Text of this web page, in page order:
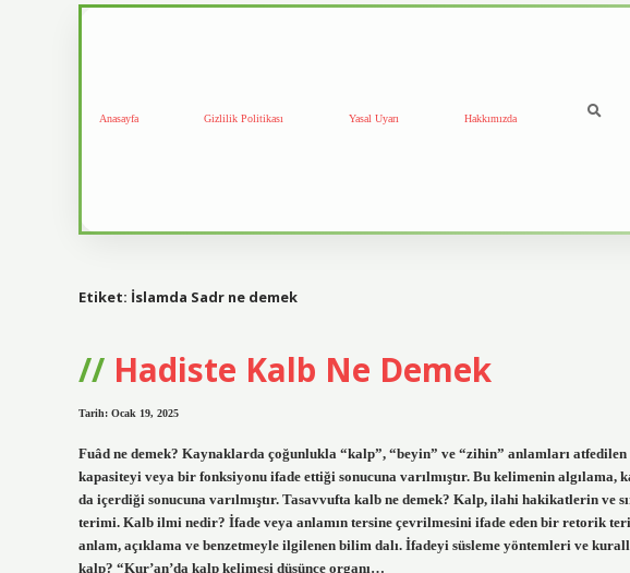
Anasayfa Gizlilik Politikası Yasal Uyarı Hakkımızda
Etiket: İslamda Sadr ne demek
Hadiste Kalb Ne Demek
Tarih: Ocak 19, 2025
Fuâd ne demek? Kaynaklarda çoğunlukla “kalp”, “beyin” ve “zihin” anlamları
kapasiteyi veya bir fonksiyonu ifade ettiği sonucuna varılmıştır. Bu kelimenin algılama,
da içerdiği sonucuna varılmıştır. Tasavvufta kalb ne demek? Kalp, ilahi hakikatlerin ve
terimi. Kalb ilmi nedir? İfade veya anlamın tersine çevrilmesini ifade eden bir retorik
anlam, açıklama ve benzetmeyle ilgilenen bilim dalı. İfadeyi süsleme yöntemleri ve
kalp? “Kur’an’da kalp kelimesi düşünce organı…